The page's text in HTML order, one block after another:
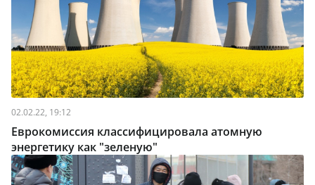
02.02.22, 19:12
Еврокомиссия классифицировала атомную
энергетику как "зеленую"